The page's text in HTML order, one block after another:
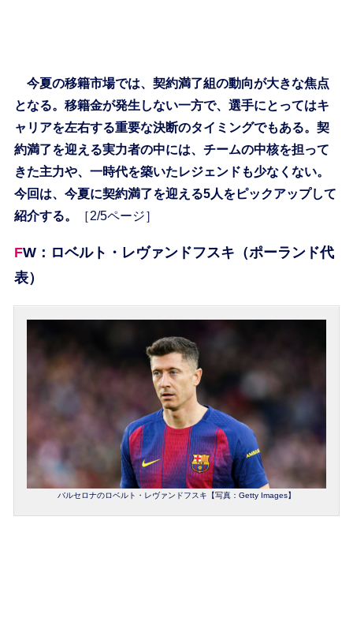
今夏の移籍市場では、契約満了組の動向が大きな焦点
となる。移籍金が発生しない一方で、選手にとってはキ
ャリアを左右する重要な決断のタイミングでもある。契
約満了を迎える実力者の中には、チームの中核を担って
きた主力や、一時代を築いたレジェンドも少なくない。
今回は、今夏に契約満了を迎える5人をピックアップして
紹介する。
［2/5ページ］
FW：ロベルト・レヴァンドフスキ（ポーランド代
表）
バルセロナのロベルト・レヴァンドフスキ【写真：Getty Images】